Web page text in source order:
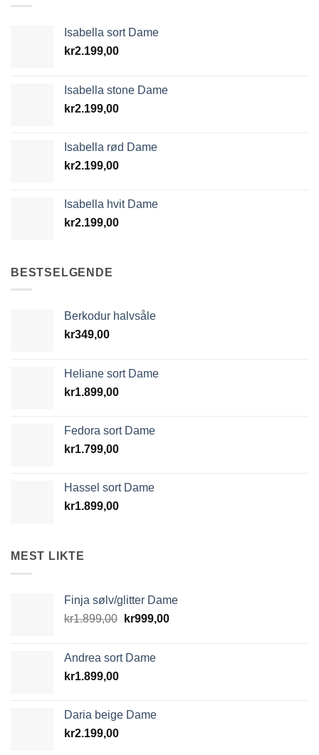
Isabella sort Dame
kr2.199,00
Isabella stone Dame
kr2.199,00
Isabella rød Dame
kr2.199,00
Isabella hvit Dame
kr2.199,00
BESTSELGENDE
Berkodur halvsåle
kr349,00
Heliane sort Dame
kr1.899,00
Fedora sort Dame
kr1.799,00
Hassel sort Dame
kr1.899,00
MEST LIKTE
Finja sølv/glitter Dame
kr1.899,00 Opprinnelig
kr1.899,00.
kr999,00Nåværende
Andrea sort Dame
kr1.899,00
Daria beige Dame
kr2.199,00